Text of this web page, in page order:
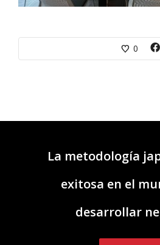
0
La metodología
exitosa en el
desarrollar